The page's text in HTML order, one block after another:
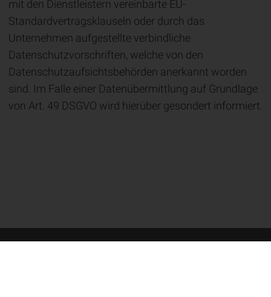
mit den Dienstleistern vereinbarte EU-
Standardvertragsklauseln oder durch das
Unternehmen aufgestellte verbindliche
Datenschutzvorschriften, welche von den
Datenschutzaufsichtsbehörden anerkannt worden
sind. Im Falle einer Datenübermittlung auf Grundlage
von Art. 49 DSGVO wird hierüber gesondert informiert.